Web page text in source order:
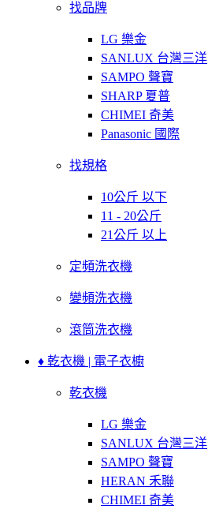
找品牌
LG 樂金
SANLUX 台灣三洋
SAMPO 聲寶
SHARP 夏普
CHIMEI 奇美
Panasonic 國際
找規格
10公斤 以下
11 - 20公斤
21公斤 以上
定頻洗衣機
變頻洗衣機
滾筒洗衣機
♦ 乾衣機 | 電子衣櫥
乾衣機
LG 樂金
SANLUX 台灣三洋
SAMPO 聲寶
HERAN 禾聯
CHIMEI 奇美